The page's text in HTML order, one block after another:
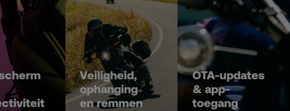
Veiligheid,
ophanging
en remmen
OTA-updates
& app-
toegang